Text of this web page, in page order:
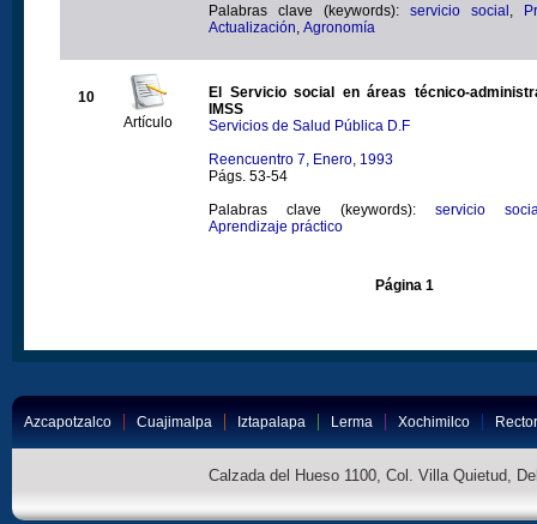
Palabras clave (keywords): servicio social
Actualización Agronomía
10
Artículo
El Servicio social en áreas técnico-administrativas del
IMSS
Servicios de Salud Pública D.F
Reencuentro 7, Enero, 1993
Págs. 53-54
Palabras clave (keywords): servicio
Aprendizaje práctico
Página 1
Azcapotzalco Cuajimalpa Iztapalapa Lerma Xochimilco
Calzada del Hueso 1100, Col. Villa Quietud,